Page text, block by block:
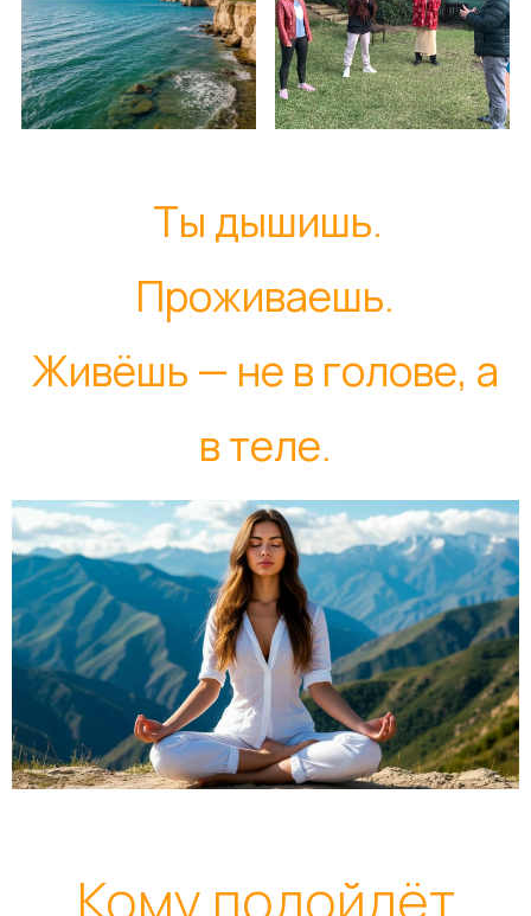
Ты дышишь.
Проживаешь.
Живёшь — не в голове, а
в теле.
Кому подойдёт